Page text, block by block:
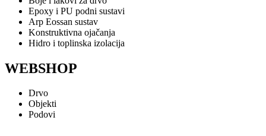
Epoxy i PU podni sustavi
Arp Eossan sustav
Konstruktivna ojačanja
Hidro i toplinska izolacija
WEBSHOP
Drvo
Objekti
Podovi